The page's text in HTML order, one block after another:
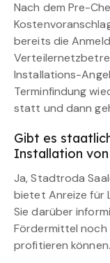
Nach dem Pre-
bereits die
Installations-
Terminfindung
statt und dann
Gibt es
Installation von
Ja, Stadtroda
bietet Anreize für
Sie darüber
Fördermittel noch
profitieren können.